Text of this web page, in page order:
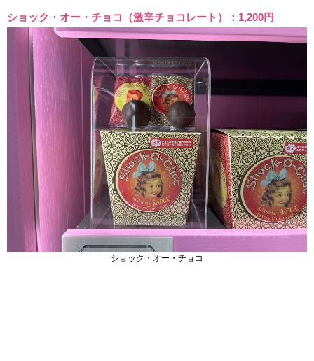
ショック・オー・チョコ（激辛チョコレート）：1,200円
ショック・オー・チョコ